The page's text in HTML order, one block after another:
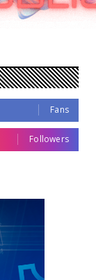
Fans
Followers